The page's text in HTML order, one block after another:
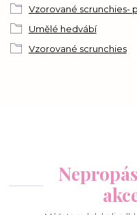
Vzorované scrunchies-
Umělé hedvábí
Vzorované scrunchies